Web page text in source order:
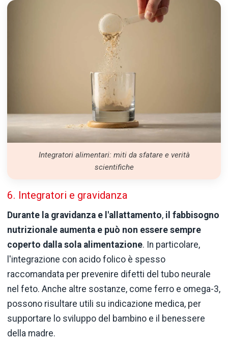
Integratori alimentari: miti da sfatare e verità
scientifiche
6. Integratori e gravidanza
Durante la gravidanza e l'allattamento, il fabbisogno
nutrizionale aumenta e può non essere sempre
coperto dalla sola alimentazione. In particolare,
l'integrazione con acido folico è spesso
raccomandata per prevenire difetti del tubo neurale
nel feto. Anche altre sostanze, come ferro e omega-3,
possono risultare utili su indicazione medica, per
supportare lo sviluppo del bambino e il benessere
della madre.